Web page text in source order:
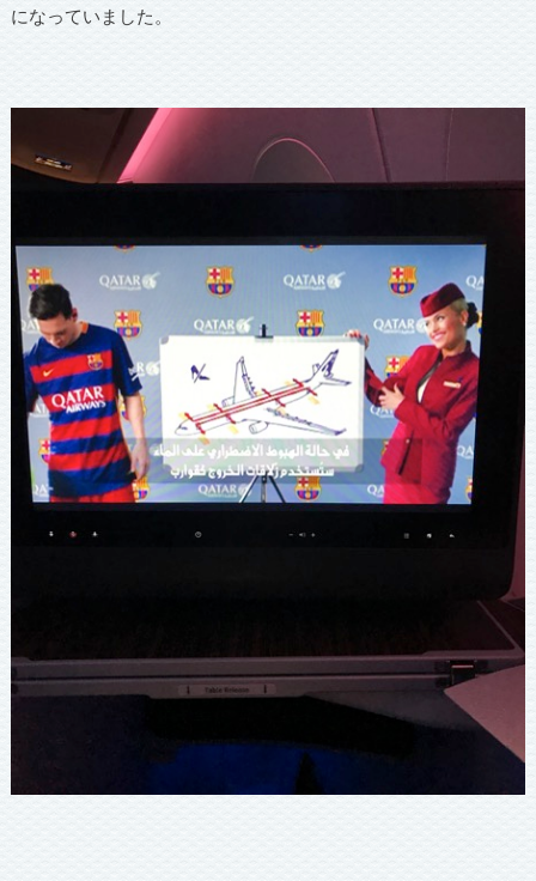
になっていました。